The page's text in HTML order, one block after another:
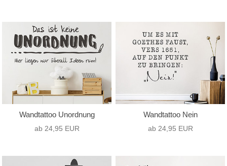
Wandtattoo Unordnung
ab 24,95 EUR
Wandtattoo Nein
ab 24,95 EUR